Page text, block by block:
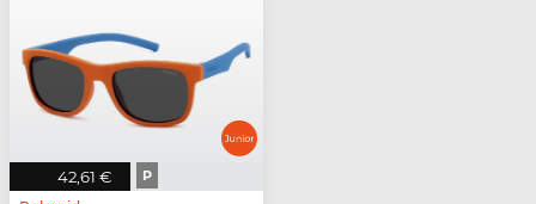
42,61 € P